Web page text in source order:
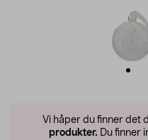
Vi håper du finner det
produkter. Du finner